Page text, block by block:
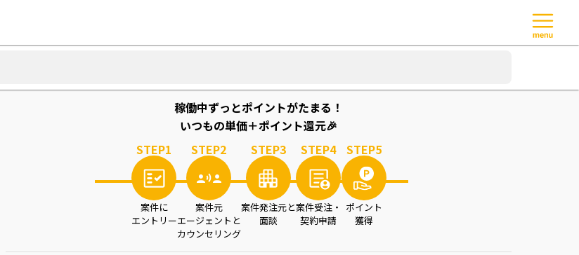
稼働中ずっとポイントがたまる！
いつもの単価＋ポイント還元🎉
STEP1
案件に
エントリー
STEP2
案件元
エージェントと
カウンセリング
STEP3
案件発注元と
面談
STEP4
案件受注・
契約申請
STEP5
ポイント
獲得